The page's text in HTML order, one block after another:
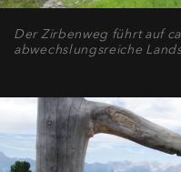
Der Zirbenweg führt auf
abwechslungsreiche